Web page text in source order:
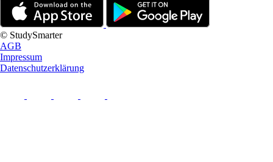
© StudySmarter
AGB
Impressum
Datenschutzerklärung